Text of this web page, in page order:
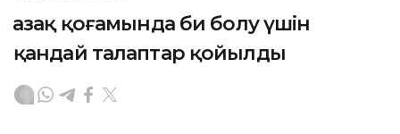
Қазақ қоғамында би болу үшін
қандай талаптар қойылды